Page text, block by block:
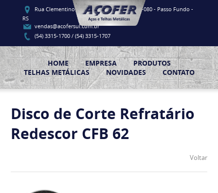
Rua Clementino Luis Vieira, 91 - CEP 99060-080 - Passo Fundo -
RS
vendas@acofersul.com.br
(54) 3315-1700 / (54) 3315-1707
HOME EMPRESA
PRODUTOS
TELHAS METÁLICAS
NOVIDADES CONTATO
Disco de Corte Refratário
Redescor CFB 62
Voltar